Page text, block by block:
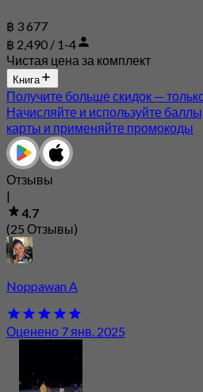
฿ 3 677
฿ 2,490 / 1-4
Чистая цена за комплект
Книга
Получите больше скидок —
Начисляйте и используйте
карты и применяйте промокоды
Отзывы
|
4.7
(25 Отзывы)
Noppawan A
Оценено 7 янв. 2025